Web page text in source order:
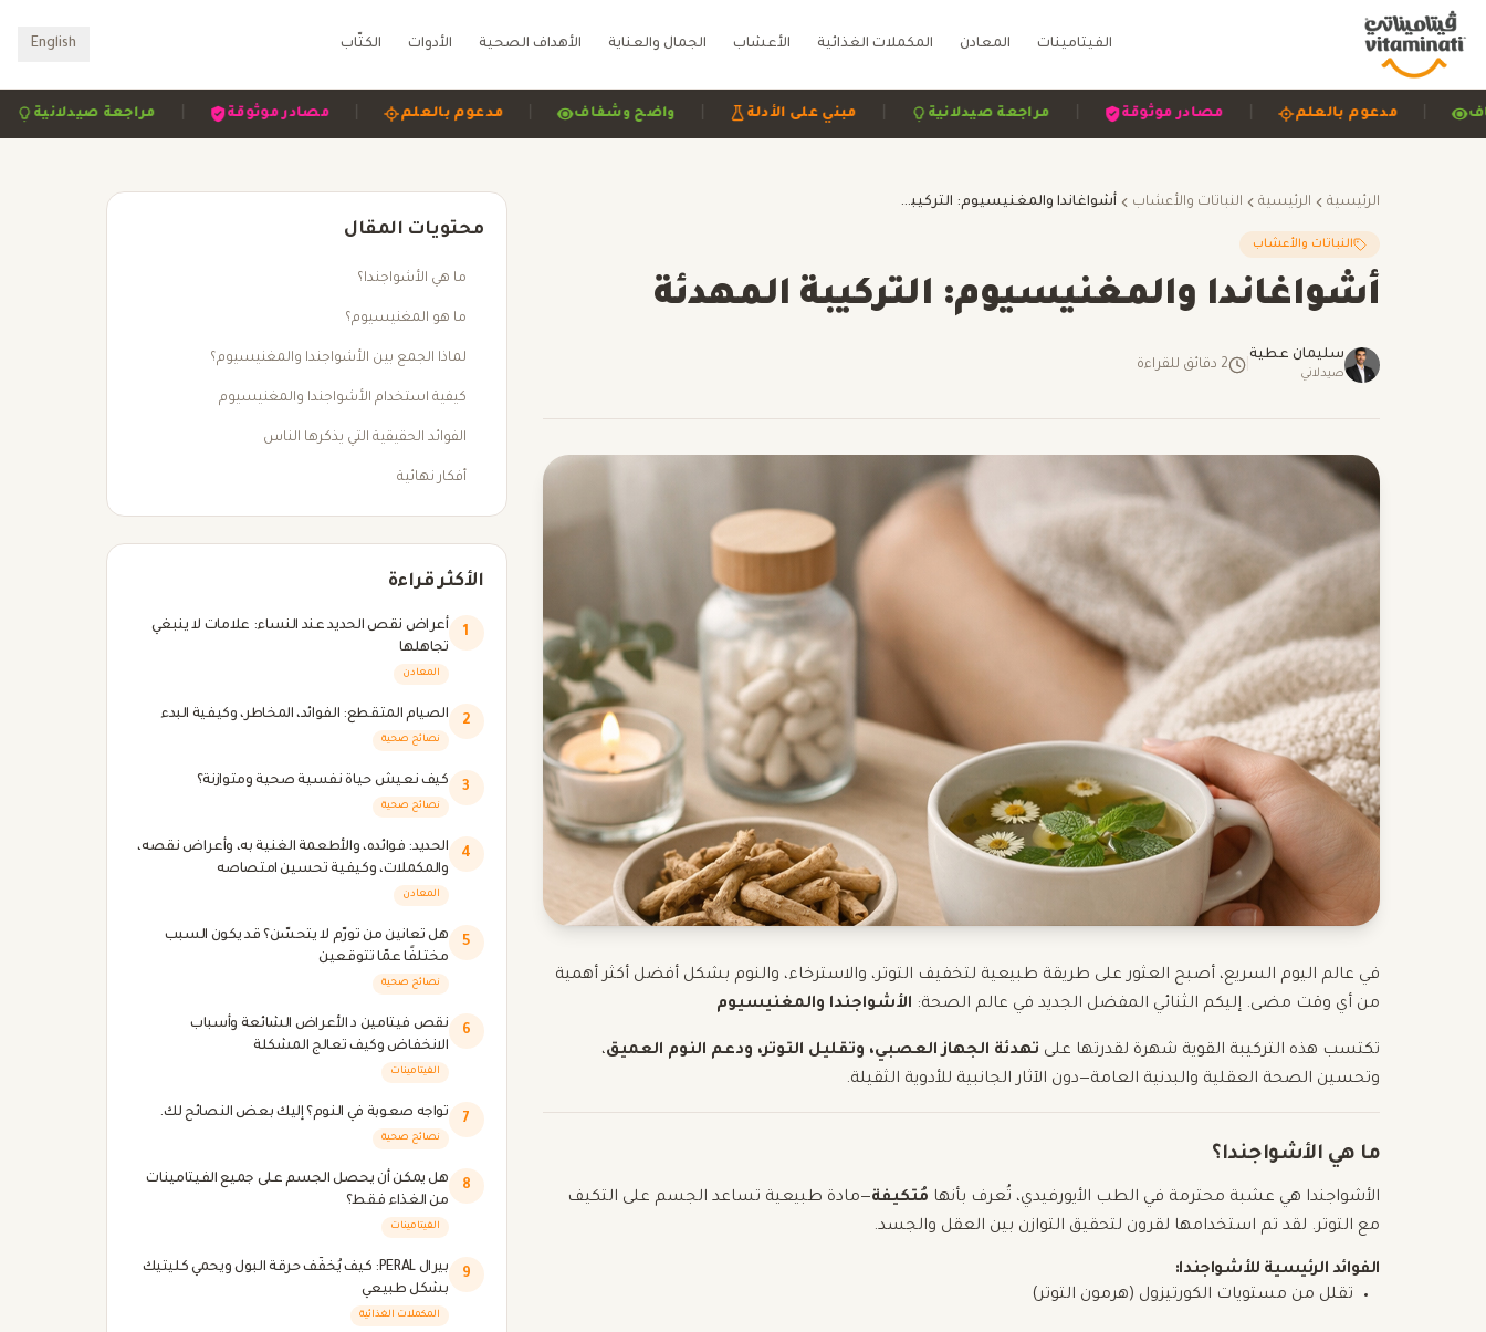
الفيتامينات المعادن المكملات الغذائية الأعشاب الجمال والعناية الأهداف الصحية الأدوات الكتّاب English
مراجعة | مصادر موثوقة | مدعوم بالعلم | واضح وشفاف | مبني على الأدلة | مراجعة صيدلانية | مصادر موثوقة | مدعوم بالعلم | وشفاف
الرئيسية الرئيسية النباتات والأعشاب أشواغاندا والمغنيسيوم: التركيبة المهدئة
النباتات والأعشاب
أشواغاندا والمغنيسيوم: التركيبة المهدئة
سليمان عطية
صيدلاني
2 دقائق للقراءة
في عالم اليوم السريع، أصبح العثور على طريقة طبيعية لتخفيف التوتر، والاسترخاء، والنوم بشكل أفضل أكثر أهمية
من أي وقت مضى. إليكم الثنائي المفضل الجديد في عالم الصحة: الأشواجندا والمغنيسيوم
تكتسب هذه التركيبة القوية شهرة لقدرتها على تهدئة الجهاز العصبي، وتقليل التوتر، ودعم النوم العميق،
وتحسين الصحة العقلية والبدنية العامة—دون الآثار الجانبية للأدوية الثقيلة.
ما هي الأشواجندا؟
الأشواجندا هي عشبة محترمة في الطب الأيورفيدي، تُعرف بأنها مُتكيفة—مادة طبيعية تساعد الجسم على التكيف
مع التوتر. لقد تم استخدامها لقرون لتحقيق التوازن بين العقل والجسد.
الفوائد الرئيسية للأشواجندا:
تقلل من مستويات الكورتيزول (هرمون التوتر)
محتويات المقال
ما هي الأشواجندا؟
ما هو المغنيسيوم؟
لماذا الجمع بين الأشواجندا والمغنيسيوم؟
كيفية استخدام الأشواجندا والمغنيسيوم
الفوائد الحقيقية التي يذكرها الناس
أفكار نهائية
الأكثر قراءة
1
أعراض نقص الحديد عند النساء: علامات لا ينبغي
تجاهلها
المعادن
2 الصيام المتقطع: الفوائد، المخاطر، وكيفية البدء
نصائح صحية
3 كيف نعيش حياة نفسية صحية ومتوازنة؟
نصائح صحية
4
الحديد: فوائده، والأطعمة الغنية به، وأعراض نقصه،
والمكملات، وكيفية تحسين امتصاصه
المعادن
5
هل تعانين من تورّم لا يتحسّن؟ قد يكون السبب
مختلفًا عمّا تتوقعين
نصائح صحية
6
نقص فيتامين د الأعراض الشائعة وأسباب
الانخفاض وكيف تعالج المشكلة
الفيتامينات
7 تواجه صعوبة في النوم؟ إليك بعض النصائح لك.
نصائح صحية
8
هل يمكن أن يحصل الجسم على جميع الفيتامينات
من الغذاء فقط؟
الفيتامينات
9
بيرال PERAL: كيف يُخفّف حرقة البول ويحمي كليتيك
بشكل طبيعي
المكملات الغذائية